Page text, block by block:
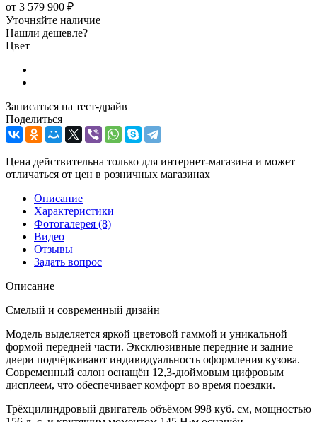
от 3 579 900 ₽
Уточняйте наличие
Нашли дешевле?
Цвет
Записаться на тест-драйв
Поделиться
Цена действительна только для интернет-магазина и может
отличаться от цен в розничных магазинах
Описание
Характеристики
Фотогалерея (8)
Видео
Отзывы
Задать вопрос
Описание
Смелый и современный дизайн
Модель выделяется яркой цветовой гаммой и уникальной
формой передней части. Эксклюзивные передние и задние
двери подчёркивают индивидуальность оформления кузова.
Современный салон оснащён 12,3-дюймовым цифровым
дисплеем, что обеспечивает комфорт во время поездки.
Трёхцилиндровый двигатель объёмом 998 куб. см, мощностью